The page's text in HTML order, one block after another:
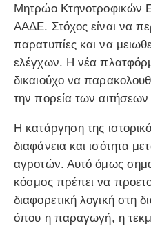
Μητρώο Κτηνοτροφικών
ΑΑΔΕ. Στόχος είναι να
παρατυπίες και να
ελέγχων. Η νέα
δικαιούχο να
την πορεία των
Η κατάργηση της
διαφάνεια και ισότητα
αγροτών. Αυτό όμως
κόσμος πρέπει να
διαφορετική λογική στη
όπου η παραγωγή, η